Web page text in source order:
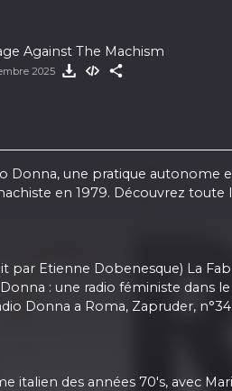
Against The Machism
2025
Donna, une pratique autonome
en 1979. Découvrez
par Etienne Dobenesque) La
: une radio féministe dans
Donna a Roma, Zapruder,
des années 70's, avec